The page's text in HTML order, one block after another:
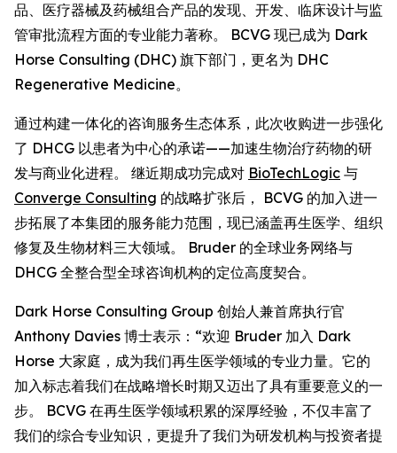
品、医疗器械及药械组合产品的发现、开发、临床设计与监
管审批流程方面的专业能力著称。 BCVG 现已成为 Dark
Horse Consulting (DHC) 旗下部门，更名为 DHC
Regenerative Medicine。
通过构建一体化的咨询服务生态体系，此次收购进一步强化
了 DHCG 以患者为中心的承诺——加速生物治疗药物的研
发与商业化进程。 继近期成功完成对 BioTechLogic 与
Converge Consulting 的战略扩张后， BCVG 的加入进一
步拓展了本集团的服务能力范围，现已涵盖再生医学、组织
修复及生物材料三大领域。 Bruder 的全球业务网络与
DHCG 全整合型全球咨询机构的定位高度契合。
Dark Horse Consulting Group 创始人兼首席执行官
Anthony Davies 博士表示：“欢迎 Bruder 加入 Dark
Horse 大家庭，成为我们再生医学领域的专业力量。它的
加入标志着我们在战略增长时期又迈出了具有重要意义的一
步。 BCVG 在再生医学领域积累的深厚经验，不仅丰富了
我们的综合专业知识，更提升了我们为研发机构与投资者提